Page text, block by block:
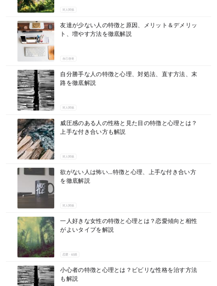
対人関係
友達が少ない人の特徴と原因、メリット＆デメリッ
ト、増やす方法を徹底解説
自己啓発
自分勝手な人の特徴と心理、対処法、直す方法、末
路を徹底解説
対人関係
威圧感のある人の性格と見た目の特徴と心理とは？
上手な付き合い方も解説
対人関係
欲がない人は怖い...特徴と心理、上手な付き合い方
を徹底解説
対人関係
一人好きな女性の特徴と心理とは？恋愛傾向と相性
がよいタイプを解説
恋愛・結婚
小心者の特徴と心理とは？ビビリな性格を治す方法
も解説